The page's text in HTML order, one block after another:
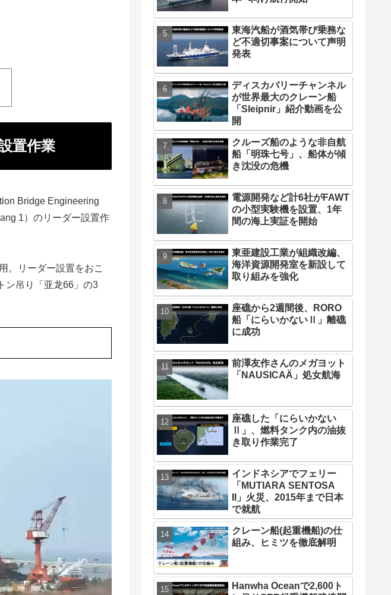
置作業
Bridge Engineering
1）のリーダー設置作
。リーダー設置をおこ
ン吊り「亚龙66」の3
東海汽船が酒気帯び乗務な
ど不適切事案について声明
発表
ディスカバリーチャンネル
が世界最大のクレーン船
「Sleipnir」紹介動画を公
開
クルーズ船のような非自航
船「明珠七号」、船体が傾
き沈没の危機
電源開発など計6社がFAWT
の小型実験機を設置、1年
間の海上実証を開始
東亜建設工業が組織改編、
海洋資源開発室を新設して
取り組みを強化
座礁から2週間後、RORO
船「にらいかないⅡ」離礁
に成功
前澤友作さんのメガヨット
「NAUSICAÄ」処女航海
座礁した「にらいかない
Ⅱ」、燃料タンク内の油抜
き取り作業完了
インドネシアでフェリー
「MUTIARA SENTOSA
II」火災、2015年まで日本
で就航
クレーン船(起重機船)の仕
組み、ヒミツを徹底解明
Hanwha Oceanで2,600ト